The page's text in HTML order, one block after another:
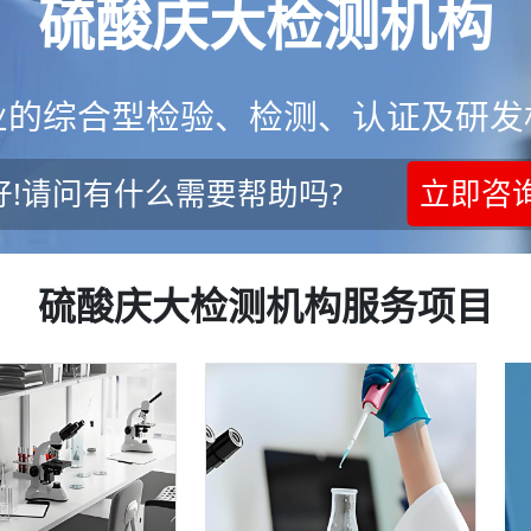
硫酸庆大检测机构
综合型检验、检测、认证及研
!请问有什么需要帮助吗? 立即咨
硫酸庆大检测机构服务项目